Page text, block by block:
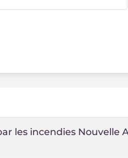
les incendies Nouvelle